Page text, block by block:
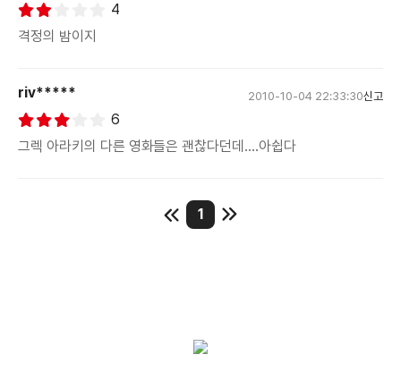
4
격정의 밤이지
riv***** 2010-10-04 22:33:30신고
6
그렉 아라키의 다른 영화들은 괜찮다던데....아쉽다
1